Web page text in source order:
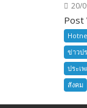
20/
Post
ข่าวป
ประเ
สังคม